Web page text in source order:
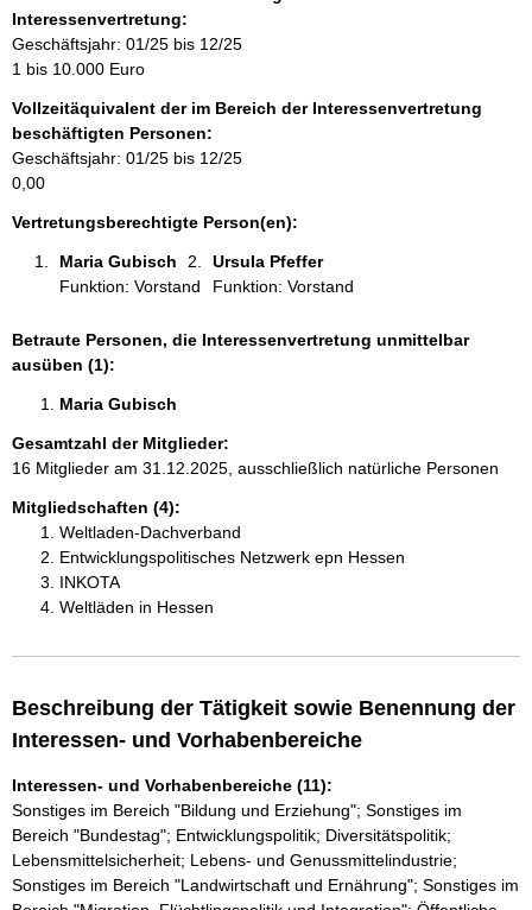
o
r
m
t
i
o
n
e
Interessenvertretung:
Geschäftsjahr: 01/25 bis 12/25
1 bis 10.000 Euro
Vollzeitäquivalent der im Bereich der Interessenvertretung
beschäftigten Personen:
Geschäftsjahr: 01/25 bis 12/25
0,00
Vertretungsberechtigte Person(en):
Maria Gubisch
Funktion: Vorstand
Ursula Pfeffer
Funktion: Vorstand
Betraute Personen, die Interessenvertretung unmittelbar
ausüben (1):
Maria Gubisch
Gesamtzahl der Mitglieder:
16 Mitglieder am 31.12.2025, ausschließlich natürliche Personen
Mitgliedschaften (4):
Weltladen-Dachverband
Entwicklungspolitisches Netzwerk epn Hessen
INKOTA
Weltläden in Hessen
Beschreibung der Tätigkeit sowie Benennung der
Interessen- und Vorhabenbereiche
Interessen- und Vorhabenbereiche (11):
Sonstiges im Bereich "Bildung und Erziehung"; Sonstiges im
Bereich "Bundestag"; Entwicklungspolitik; Diversitätspolitik;
Lebensmittelsicherheit; Lebens- und Genussmittelindustrie;
Sonstiges im Bereich "Landwirtschaft und Ernährung"; Sonstiges im